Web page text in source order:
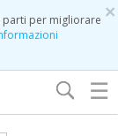
×
parti per migliorare
☰